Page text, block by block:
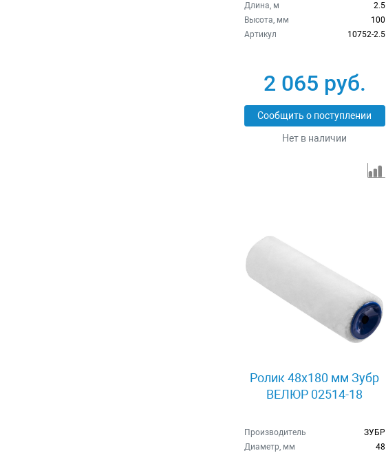
Длина, м
2.5
Высота, мм
100
Артикул
10752-2.5
2 065 руб.
Сообщить о поступлении
Нет в наличии
Ролик 48x180 мм Зубр
ВЕЛЮР 02514-18
Производитель
ЗУБР
Диаметр, мм
48